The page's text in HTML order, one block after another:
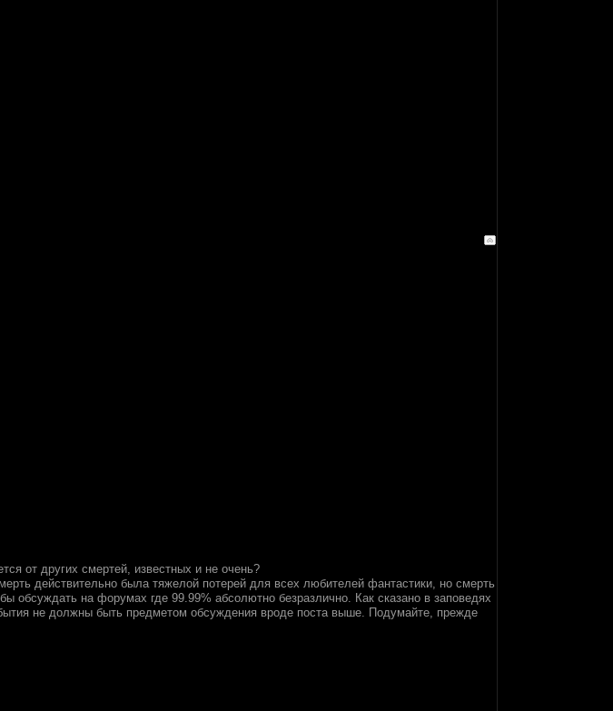
от других смертей, известных и не очень?
действительно была тяжелой потерей для всех любителей фантастики, но смерть
обсуждать на форумах где 99.99% абсолютно безразлично. Как сказано в заповедях
не должны быть предметом обсуждения вроде поста выше. Подумайте, прежде